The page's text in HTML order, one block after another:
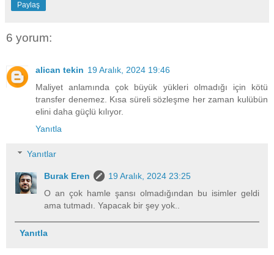
Paylaş
6 yorum:
alican tekin 19 Aralık, 2024 19:46
Maliyet anlamında çok büyük yükleri olmadığı için kötü
transfer denemez. Kısa süreli sözleşme her zaman kulübün
elini daha güçlü kılıyor.
Yanıtla
Yanıtlar
Burak Eren
19 Aralık, 2024 23:25
O an çok hamle şansı olmadığından bu isimler geldi
ama tutmadı. Yapacak bir şey yok..
Yanıtla